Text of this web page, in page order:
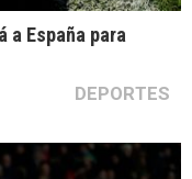
a España para
DEPORTES